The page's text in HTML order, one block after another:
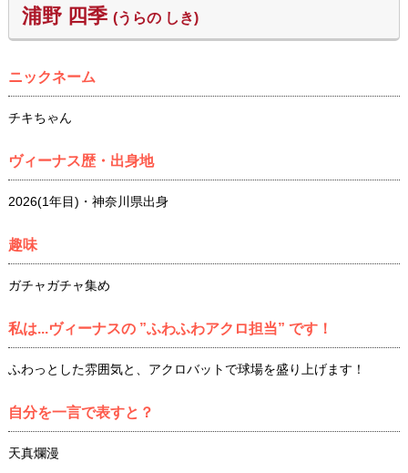
浦野 四季 (うらの しき)
ニックネーム
チキちゃん
ヴィーナス歴・出身地
2026(1年目)・神奈川県出身
趣味
ガチャガチャ集め
私は...ヴィーナスの ”ふわふわアクロ担当” です！
ふわっとした雰囲気と、アクロバットで球場を盛り上げます！
自分を一言で表すと？
天真爛漫